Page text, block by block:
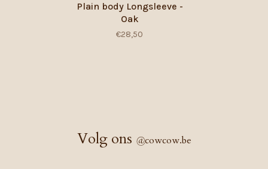
Plain body Longsleeve -
Oak
€28,50
Volg ons @cowcow.be